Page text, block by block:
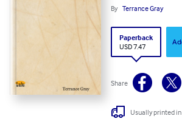
By Terrance Gray
Paperback
USD 7.47
Share
Usually printed